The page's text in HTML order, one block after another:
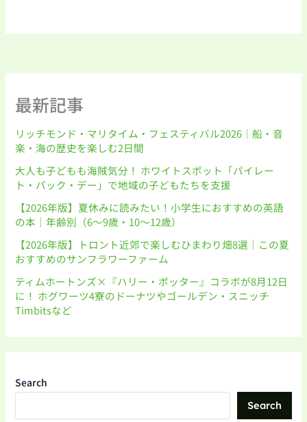
最新記事
リッチモンド・マリタイム・フェスティバル2026｜船・音
楽・海の歴史を楽しむ2日間
大人も子どもも海賊気分！ ホワイトスポット「パイレー
ト・パック・デー」で地域の子どもたちを支援
【2026年版】夏休みに読みたい！小学生におすすめの英語
の本｜年齢別（6〜9歳・10〜12歳）
【2026年版】トロント近郊で楽しむひまわり畑8選｜この夏
おすすめのサンフラワーファーム
ティムホートンズ×『ハリー・ポッター』コラボが8月12日
に！ ホグワーツ4寮のドーナツやゴールデン・スニッチ
Timbitsなど
Search
Search